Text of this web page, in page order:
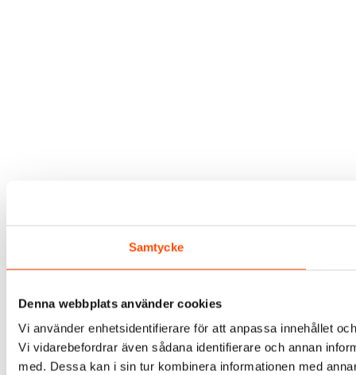
Samtycke
Denna webbplats använder cookies
Vi använder enhetsidentifierare för att anpassa innehållet
Vi vidarebefordrar även sådana identifierare och annan
med. Dessa kan i sin tur kombinera informationen med